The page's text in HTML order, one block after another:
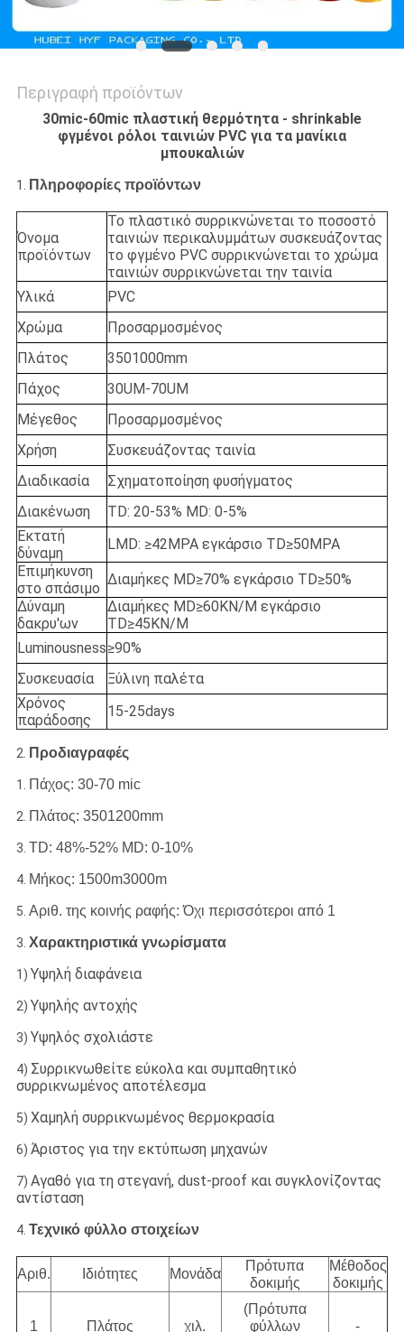
Περιγραφή προϊόντων
30mic-60mic πλαστική θερμότητα - shrinkable
φγμένοι ρόλοι ταινιών PVC για τα μανίκια
μπουκαλιών
1. Πληροφορίες προϊόντων
Όνομα
προϊόντων
Το πλαστικό συρρικνώνεται το ποσοστό
ταινιών περικαλυμμάτων συσκευάζοντας
το φγμένο PVC συρρικνώνεται το χρώμα
ταινιών συρρικνώνεται την ταινία
Υλικά
PVC
Χρώμα
Προσαρμοσμένος
Πλάτος
3501000mm
Πάχος
30UM-70UM
Μέγεθος
Προσαρμοσμένος
Χρήση
Συσκευάζοντας ταινία
Διαδικασία
Σχηματοποίηση φυσήγματος
Διακένωση
TD: 20-53% MD: 0-5%
Εκτατή
δύναμη
LMD: ≥42MPA εγκάρσιο TD≥50MPA
Επιμήκυνση
στο σπάσιμο
Διαμήκες MD≥70% εγκάρσιο TD≥50%
Δύναμη
δακρυ'ων
Διαμήκες MD≥60KN/M εγκάρσιο
TD≥45KN/M
Luminousness≥90%
Συσκευασία
Ξύλινη παλέτα
Χρόνος
παράδοσης
15-25days
2. Προδιαγραφές
1. Πάχος: 30-70 mic
2. Πλάτος: 3501200mm
3. TD: 48%-52% MD: 0-10%
4. Μήκος: 1500m3000m
5. Αριθ. της κοινής ραφής: Όχι περισσότεροι από 1
3. Χαρακτηριστικά γνωρίσματα
1) Υψηλή διαφάνεια
2) Υψηλής αντοχής
3) Υψηλός σχολιάστε
4) Συρρικνωθείτε εύκολα και συμπαθητικό
συρρικνωμένος αποτέλεσμα
5) Χαμηλή συρρικνωμένος θερμοκρασία
6) Άριστος για την εκτύπωση μηχανών
7) Αγαθό για τη στεγανή, dust-proof και συγκλονίζοντας
αντίσταση
4. Τεχνικό φύλλο στοιχείων
Αριθ. Ιδιότητες Μονάδα
Πρότυπα
δοκιμής
Μέθοδος
δοκιμής
1 Πλάτος χιλ.
(Πρότυπα
φύλλων
-